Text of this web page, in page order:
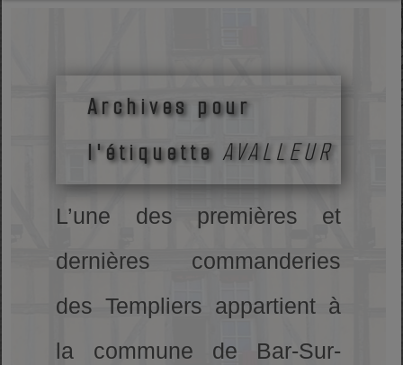
Archives pour
l'étiquette AVALLEUR
L’une des premières et
dernières commanderies
des Templiers appartient à
la commune de Bar-Sur-